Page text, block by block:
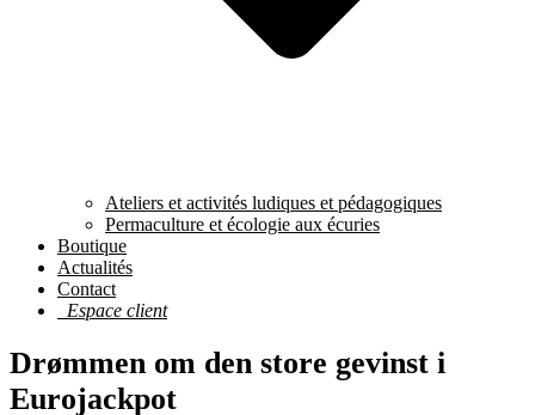
Ateliers et activités ludiques et pédagogiques
Permaculture et écologie aux écuries
Boutique
Actualités
Contact
Espace client
Drømmen om den store gevinst i
Eurojackpot